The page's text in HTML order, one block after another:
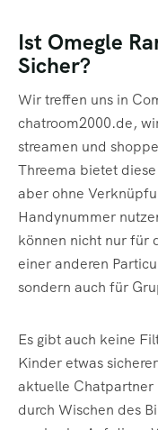
Ist Omegle
Sicher?
Wir treffen uns in
chatroom2000.de,
streamen und
Threema bietet
aber ohne
Handynummer
können nicht nur für
einer anderen
sondern auch für
Es gibt auch keine
Kinder etwas
aktuelle Chatpartner
durch Wischen des